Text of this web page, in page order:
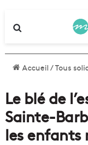
Accueil/Tous
Le blé de
Sainte-
les enfants